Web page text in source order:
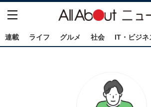
連載 ライフ グルメ 社会 IT・ビジネ